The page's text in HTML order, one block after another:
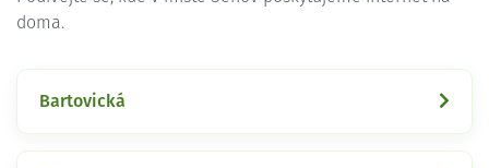
doma.
Bartovická